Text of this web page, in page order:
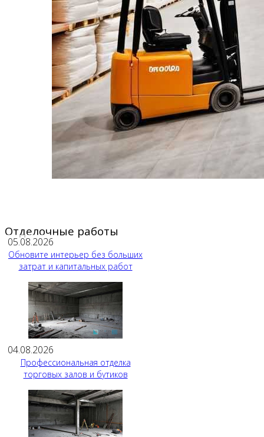
Отделочные работы
05.08.2026
Обновите интерьер без больших
затрат и капитальных работ
04.08.2026
Профессиональная отделка
торговых залов и бутиков